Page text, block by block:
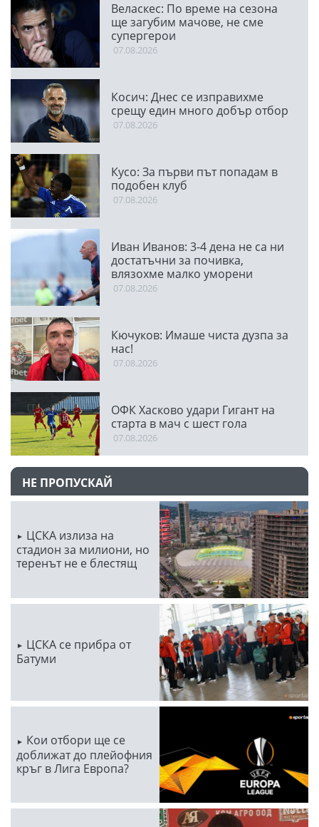
Веласкес: По време на сезона
ще загубим мачове, не сме
супергерои
07.08.2026
Косич: Днес се изправихме
срещу един много добър отбор
07.08.2026
Кусо: За първи път попадам в
подобен клуб
07.08.2026
Иван Иванов: 3-4 дена не са ни
достатъчни за почивка,
влязохме малко уморени
07.08.2026
Кючуков: Имаше чиста дузпа за
нас!
07.08.2026
ОФК Хасково удари Гигант на
старта в мач с шест гола
07.08.2026
НЕ ПРОПУСКАЙ
ЦСКА излиза на
стадион за милиони, но
теренът не е блестящ
ЦСКА се прибра от
Батуми
Кои отбори ще се
доближат до плейофния
кръг в Лига Европа?